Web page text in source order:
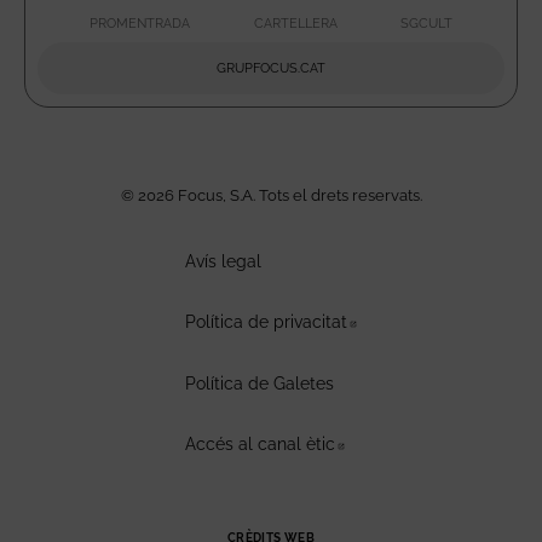
PROMENTRADA
ABRE EN NUEVA VENTANA
CARTELLERA
ABRE EN NUEVA
SGCULT
GRUPFOCUS.CAT
© 2026 Focus, S.A. Tots el drets reservats.
Avís legal
Política de privacitat
Política de Galetes
Accés al canal ètic
CRÈDITS WEB